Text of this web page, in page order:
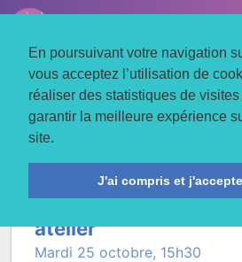
En poursuivant votre navigation
vous acceptez l’utilisation de
réaliser des statistiques de
garantir la meilleure expérience
site.
J'ai compris et j'accepte
LE
TOUTES LES
Le voyage de Lulu
atelier
Mardi 25 octobre, 15h30